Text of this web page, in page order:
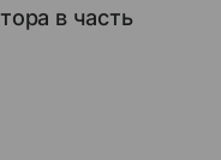
в часть